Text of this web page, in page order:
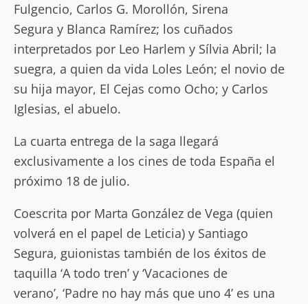
Fulgencio, Carlos G. Morollón, Sirena
Segura y Blanca Ramírez; los cuñados
interpretados por Leo Harlem y Sílvia Abril; la
suegra, a quien da vida Loles León; el novio de
su hija mayor, El Cejas como Ocho; y Carlos
Iglesias, el abuelo.
La cuarta entrega de la saga llegará
exclusivamente a los cines de toda España el
próximo 18 de julio.
Coescrita por Marta González de Vega (quien
volverá en el papel de Leticia) y Santiago
Segura, guionistas también de los éxitos de
taquilla ‘A todo tren’ y ‘Vacaciones de
verano’, ‘Padre no hay más que uno 4’ es una